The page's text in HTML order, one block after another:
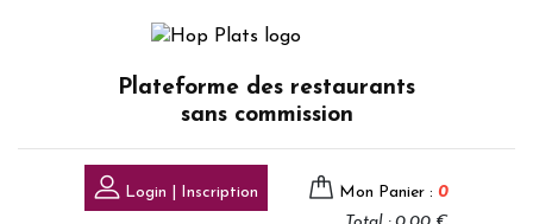
Plateforme des restaurants
sans commission
Login | Inscription Mon Panier : 0